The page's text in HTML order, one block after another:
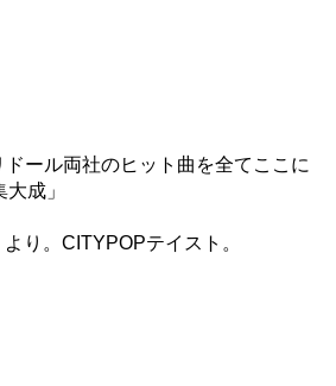
ール両社のヒット曲を全てここに
成」
り。CITYPOPテイスト。